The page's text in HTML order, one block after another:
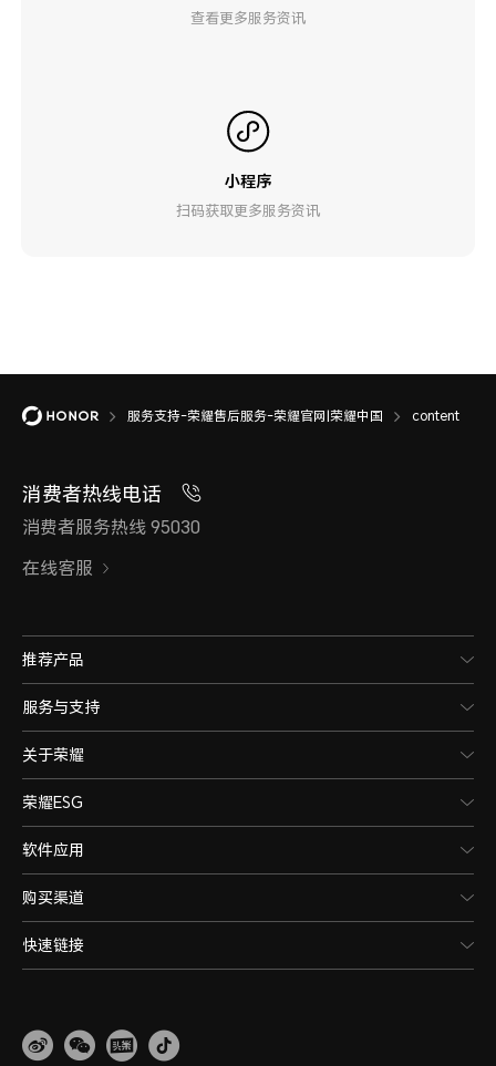
查看更多服务资讯
小程序
扫码获取更多服务资讯
服务支持-荣耀售后服务-荣耀官网|荣耀中国 content
消费者热线电话
消费者服务热线 95030
在线客服
推荐产品
服务与支持
关于荣耀
荣耀ESG
软件应用
购买渠道
快速链接